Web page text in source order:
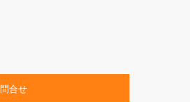
合せ